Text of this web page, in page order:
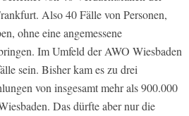
Also 40 Fälle von Personen,
ohne eine angemessene
Im Umfeld der AWO Wiesbaden
sein. Bisher kam es zu drei
von insgesamt mehr als 900.000
Das dürfte aber nur die